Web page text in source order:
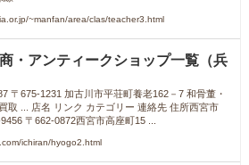
~manfan/area/clas/teacher3.html
・アンティークショップ一覧（兵
〒675-1231 加古川市平荘町養老162－7 和骨董・
取 ... 店名 リンク カテゴリー 連絡先 住所西宮市
〒662-0872西宮市高座町15 ...
ichiran/hyogo2.html